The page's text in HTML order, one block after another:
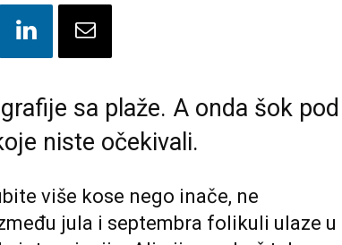
sa plaže. A onda šok pod
niste očekivali.
više kose nego inače, ne
jula i septembra folikuli ulaze u